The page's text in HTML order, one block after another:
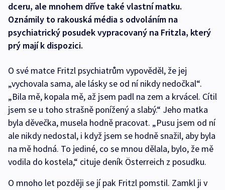
dceru, ale mnohem dříve také vlastní matku.
Oznámily to rakouská média s odvoláním na
psychiatrický posudek vypracovaný na Fritzla, který
prý mají k dispozici.
O své matce Fritzl psychiatrům vypověděl, že jej
„vychovala sama, ale lásky se od ní nikdy nedočkal“.
„Bila mě, kopala mě, až jsem padl na zem a krvácel. Cítil
jsem se u toho strašně ponížený a slabý.“ Jeho matka
byla děvečka, musela hodně pracovat. „Pusu jsem od ní
ale nikdy nedostal, i když jsem se hodně snažil, aby byla
na mě hodná. To jediné, co se mnou dělala, bylo, že mě
vodila do kostela,“ cituje deník Österreich z posudku.
O mnoho let později se jí pak Fritzl pomstil. Zamkl ji v